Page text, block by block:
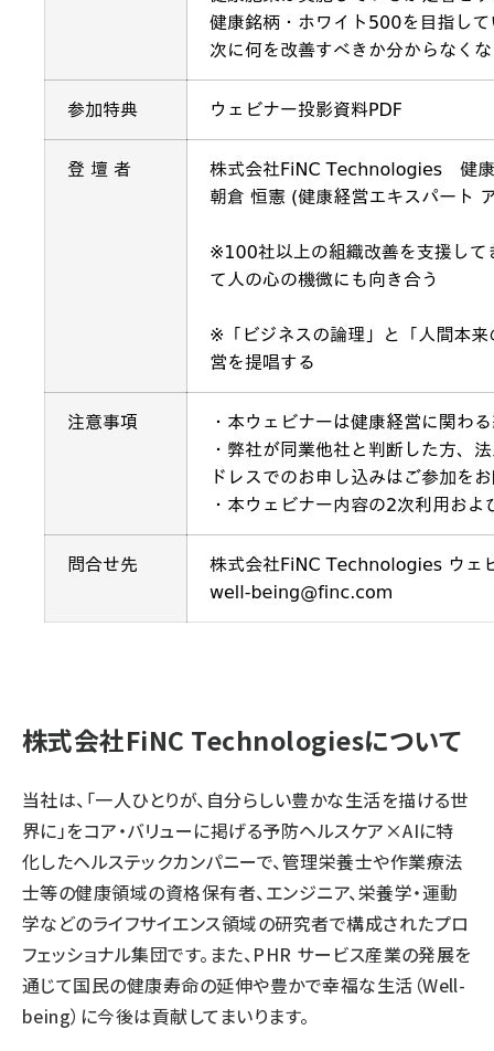
株式会社FiNC Technologiesについて
当社は、「一人ひとりが、自分らしい豊かな生活を描ける世
界に」をコア・バリューに掲げる予防ヘルスケア×AIに特
化したヘルステックカンパニーで、管理栄養士や作業療法
士等の健康領域の資格保有者、エンジニア、栄養学・運動
学などのライフサイエンス領域の研究者で構成されたプロ
フェッショナル集団です。また、PHR サービス産業の発展を
通じて国民の健康寿命の延伸や豊かで幸福な生活（Well-
being）に今後は貢献してまいります。